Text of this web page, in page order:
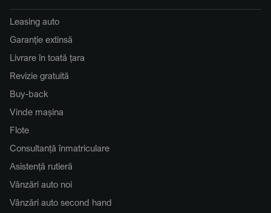
Leasing auto
Garanție extinsă
Livrare în toată țara
Revizie gratuită
Buy-back
Vinde mașina
Flote
Consultanță înmatriculare
Asistență rutieră
Vânzări auto noi
Vânzări auto second hand